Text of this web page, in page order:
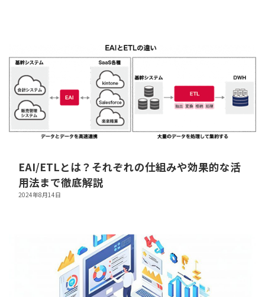
EAI/ETLとは？それぞれの仕組みや効果的な活
用法まで徹底解説
2024年8月14日